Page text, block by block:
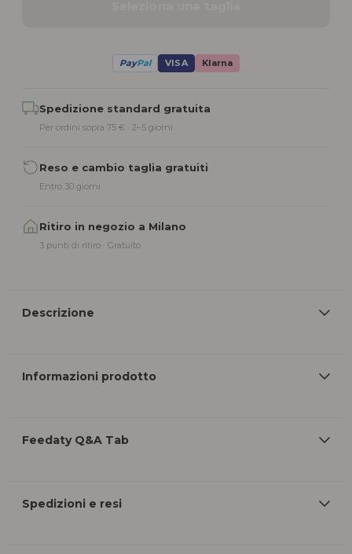
PayPal VISA Klarna
Spedizione standard gratuita
Per ordini sopra 75 € · 2–5 giorni
Reso e cambio taglia gratuiti
Entro 30 giorni
Ritiro in negozio a Milano
3 punti di ritiro · Gratuito
Descrizione
Informazioni prodotto
Feedaty Q&A Tab
Spedizioni e resi